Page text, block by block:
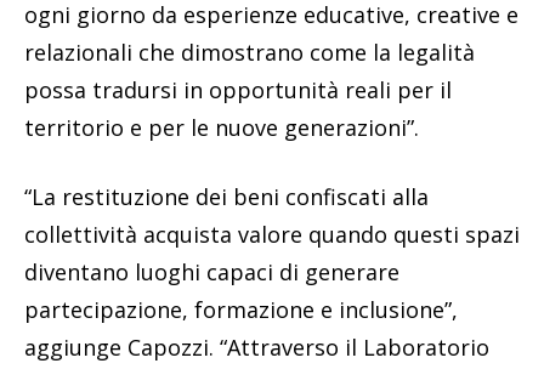
ogni giorno da esperienze educative, creative e
relazionali che dimostrano come la legalità
possa tradursi in opportunità reali per il
territorio e per le nuove generazioni”.
“La restituzione dei beni confiscati alla
collettività acquista valore quando questi spazi
diventano luoghi capaci di generare
partecipazione, formazione e inclusione”,
aggiunge Capozzi. “Attraverso il Laboratorio